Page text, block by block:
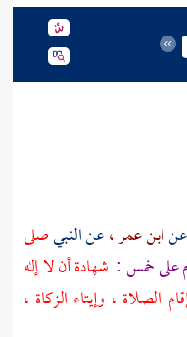
عنابن عمر ،عن النبيصلى
على خمس : شهادة أن لا إله
الصلاة ، وإيتاء الزكاة ،